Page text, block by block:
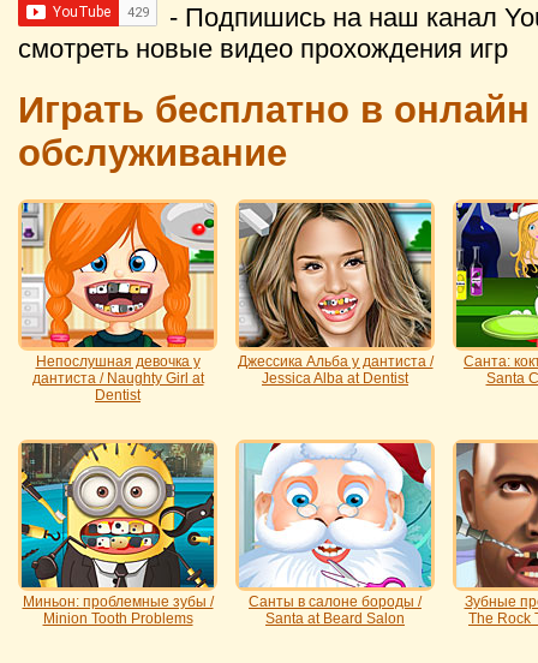
- Подпишись на наш канал
смотреть новые видео прохождения игр
Играть бесплатно в
обслуживание
Непослушная девочка у
дантиста / Naughty Girl at
Dentist
Джессика Альба у дантиста /
Jessica Alba at Dentist
Санта:
Santa
Миньон: проблемные зубы /
Minion Tooth Problems
Санты в салоне бороды /
Santa at Beard Salon
Зубные
The Rock